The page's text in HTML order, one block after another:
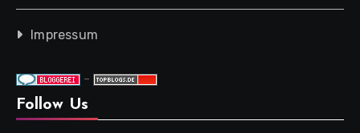
Impressum
-
Follow Us